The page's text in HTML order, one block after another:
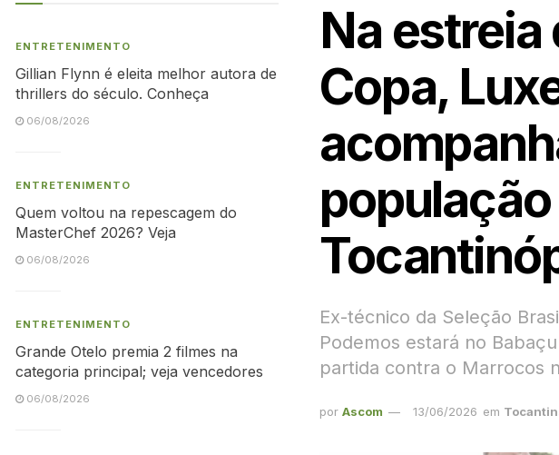
Na estreia
Copa,
Ex-técnico da Seleção
Podemos estará no
partida contra o Marrocos
por Ascom 13/06/2026 em
ENTRETENIMENTO
Gillian Flynn é eleita melhor autora de
thrillers do século. Conheça
06/08/2026
ENTRETENIMENTO
Quem voltou na repescagem do
MasterChef 2026? Veja
06/08/2026
ENTRETENIMENTO
Grande Otelo premia 2 filmes na
categoria principal; veja vencedores
06/08/2026